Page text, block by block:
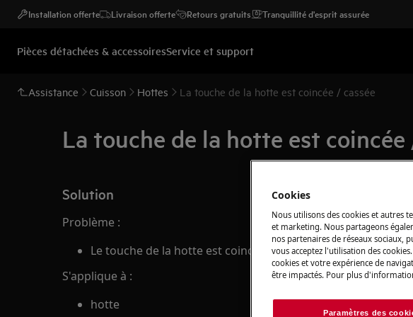
Installation offerte Livraison offerte Retours gratuits Tranquillité d'esprit assurée
Pièces détachées & accessoiresService et support
Assistance Cuisson Hottes La touche de la hotte est coincée / cassée
La touche de la hotte est coincée
Solution
Problème :
Le touche de la hotte est coincée ou cassée
S'applique à :
hotte
Cookies
Nous utilisons des cookies et autres
et marketing. Nous partageons
nos partenaires de réseaux sociaux,
vous acceptez l'utilisation des
cookies et votre expérience de
être impactés. Pour plus
Paramètres des